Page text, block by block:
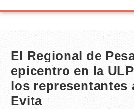
El Regional de
epicentro en la
los representantes
Evita